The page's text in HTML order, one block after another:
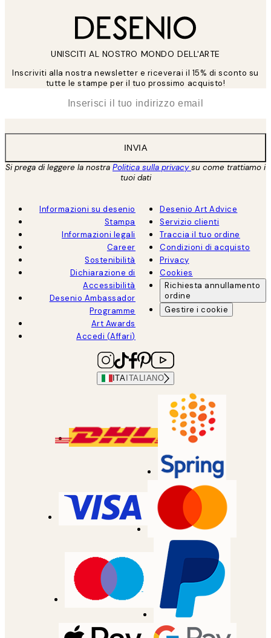
UNISCITI AL NOSTRO MONDO DELL'ARTE
Inscriviti alla nostra newsletter e riceverai il 15% di sconto su
tutte le stampe per il tuo prossimo acquisto!
INVIA
Si prega di leggere la nostra Politica sulla privacysu come trattiamo i
tuoi dati
Informazioni su desenio
Stampa
Informazioni legali
Career
Sostenibilità
Dichiarazione di
Accessibilità
Desenio Ambassador
Programme
Art Awards
Accedi (Affari)
Desenio Art Advice
Servizio clienti
Traccia il tuo ordine
Condizioni di acquisto
Privacy
Cookies
Richiesta annullamento
ordine
Gestire i cookie
ITA ITALIANO